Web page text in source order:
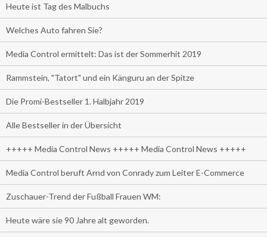
Heute ist Tag des Malbuchs
Welches Auto fahren Sie?
Media Control ermittelt: Das ist der Sommerhit 2019
Rammstein, "Tatort" und ein Känguru an der Spitze
Die Promi-Bestseller 1. Halbjahr 2019
Alle Bestseller in der Übersicht
+++++ Media Control News +++++ Media Control News +++++
Media Control beruft Arnd von Conrady zum Leiter E-Commerce
Zuschauer-Trend der Fußball Frauen WM:
Heute wäre sie 90 Jahre alt geworden.